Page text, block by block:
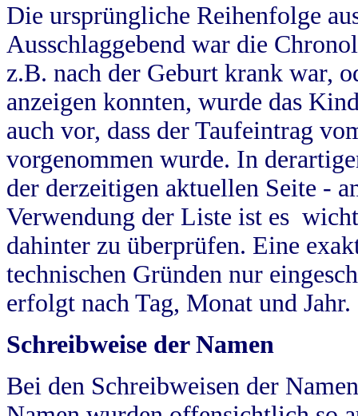
Die ursprüngliche Reihenfolge
Ausschlaggebend war die
z.B. nach der Geburt krank war,
anzeigen konnten, wurde das
auch vor, dass der Taufeintrag
vorgenommen wurde. In
der derzeitigen aktuellen Seite -
Verwendung der Liste ist es
dahinter zu überprüfen. Eine
technischen Gründen nur
erfolgt nach Tag, Monat und Jahr.
Schreibweise der Namen
Bei den Schreibweisen der